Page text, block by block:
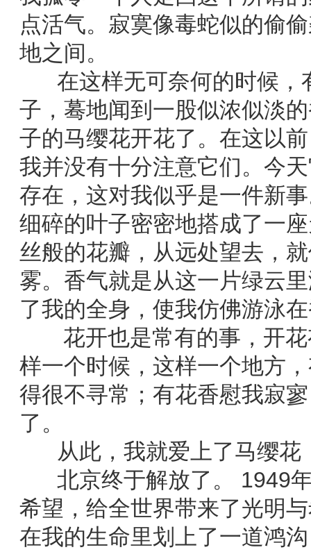
点活气。寂寞像毒蛇似的偷
地之间。
在这样无可奈何的时候，
子，蓦地闻到一股似浓似淡
子的马缨花开花了。在这以
我并没有十分注意它们。今
存在，这对我似乎是一件新
细碎的叶子密密地搭成了一
丝般的花瓣，从远处望去，
雾。香气就是从这一片绿云
了我的全身，使我仿佛游泳
花开也是常有的事，开花
样一个时候，这样一个地方
得很不寻常；有花香慰我寂
了。
从此，我就爱上了马缨花
北京终于解放了。 1949年
希望，给全世界带来了光明
在我的生命里划上了一道鸿